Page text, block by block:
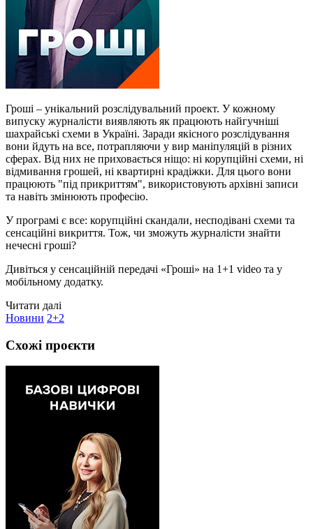
Гроші – унікальний розслідувальний проект. У кожному
випуску журналісти виявляють як працюють найгучніші
шахрайські схеми в Україні. Заради якісного розслідування
вони йдуть на все, потрапляючи у вир маніпуляцій в різних
сферах. Від них не приховається ніщо: ні корупційні схеми, ні
відмивання грошей, ні квартирні крадіжки. Для цього вони
працюють "під прикриттям", використовують архівні записи
та навіть змінюють професію.
У програмі є все: корупційні скандали, несподівані схеми та
сенсаційні викриття. Тож, чи зможуть журналісти знайти
нечесні гроші?
Дивіться у сенсаційній передачі «Гроші» на 1+1 video та у
мобільному додатку.
Читати далі
Новини 2+2
Схожі проєкти